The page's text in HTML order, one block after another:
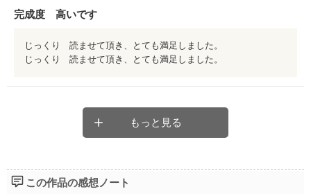
完成度 高いです
じっくり 読ませて頂き、とても満足しました。
じっくり 読ませて頂き、とても満足しました。
もっと見る
この作品の感想ノート